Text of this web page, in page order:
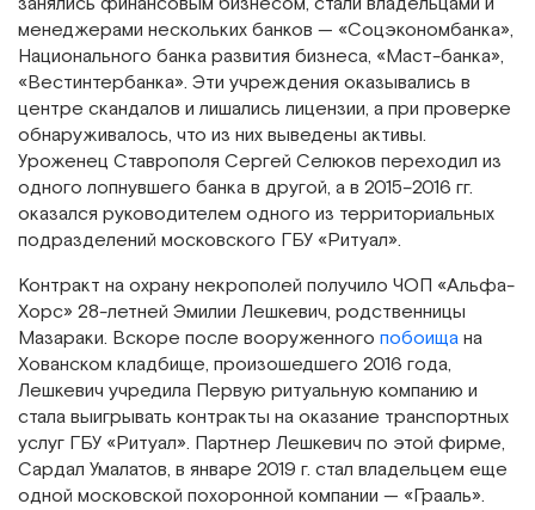
менеджерами нескольких банков — «Соцэкономбанка»,
Национального банка развития бизнеса, «Маст-банка»,
«Вестинтербанка». Эти учреждения оказывались в
центре скандалов и лишались лицензии, а при проверке
обнаруживалось, что из них выведены активы.
Уроженец Ставрополя Сергей Селюков переходил из
одного лопнувшего банка в другой, а в 2015–2016 гг.
оказался руководителем одного из территориальных
подразделений московского ГБУ «Ритуал».
Контракт на охрану некрополей получило ЧОП «Альфа-
Хорс» 28-летней Эмилии Лешкевич, родственницы
Мазараки. Вскоре после вооруженного побоищана
Хованском кладбище, произошедшего 2016 года,
Лешкевич учредила Первую ритуальную компанию и
стала выигрывать контракты на оказание транспортных
услуг ГБУ «Ритуал». Партнер Лешкевич по этой фирме,
Сардал Умалатов, в январе 2019 г. стал владельцем еще
одной московской похоронной компании — «Грааль».